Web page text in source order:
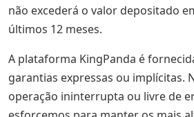
não excederá o valor depositado
últimos 12 meses.
A plataforma KingPanda é
garantias expressas ou implícitas.
operação ininterrupta ou livre de